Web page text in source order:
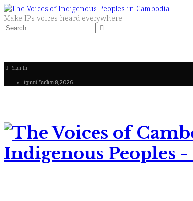
Make IPs voices heard everywhere
Sign In
ថ្ងៃ​សៅរ៍, ខែ​សីហា 8, 2026
Indigenous Peoples